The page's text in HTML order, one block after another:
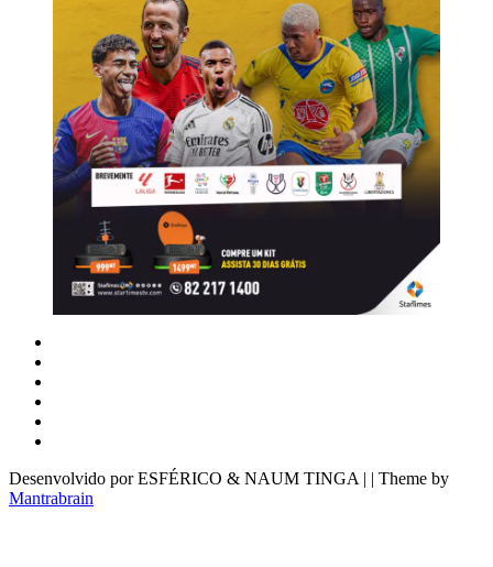
Desenvolvido por ESFÉRICO & NAUM TINGA | | Theme by
Mantrabrain